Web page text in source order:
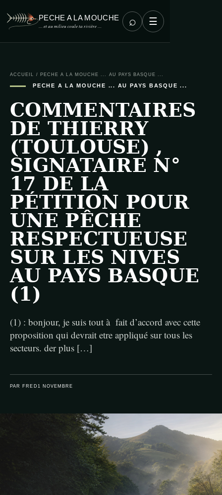
PECHE A LA MOUCHE
… et au milieu coule ta rivière … ⌕ ☰
ACCUEIL / PECHE A LA MOUCHE ... AU PAYS BASQUE ...
PECHE A LA MOUCHE ... AU PAYS BASQUE ...
COMMENTAIRES
DE THIERRY
(TOULOUSE) ,
SIGNATAIRE N°
17 DE LA
PÉTITION POUR
UNE PÊCHE
RESPECTUEUSE
SUR LES NIVES
AU PAYS BASQUE
(1)
(1) : bonjour, je suis tout à fait d’accord avec cette
proposition qui devrait etre appliqué sur tous les
secteurs. der plus […]
PAR FRED 1 NOVEMBRE